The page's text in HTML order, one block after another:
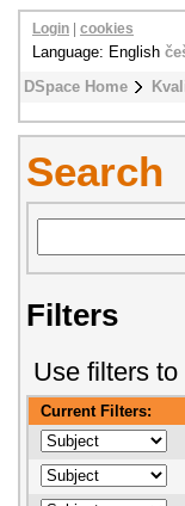
DSpace Home
Login cookies
Language: English
Search
Filters
Use filters
Current Filters: